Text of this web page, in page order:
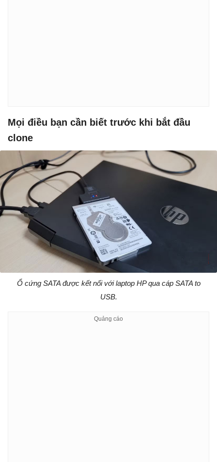
Mọi điều bạn cần biết trước khi bắt đầu
clone
Ổ cứng SATA được kết nối với laptop HP qua cáp SATA to
USB.